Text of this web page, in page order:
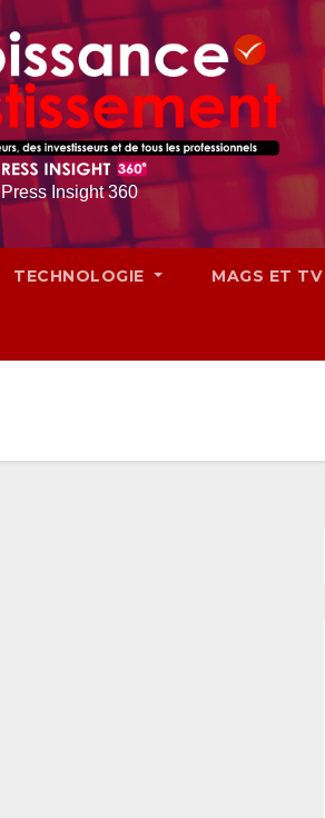
Press Insight 360
TECHNOLOGIE MAGS ET TV